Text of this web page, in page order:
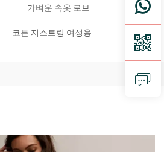
가벼운 속옷 로브
코튼 지스트링 여성용